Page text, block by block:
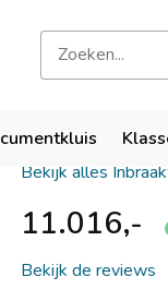
Salvus
Bekijk alles
11.016,-
Bekijk de reviews